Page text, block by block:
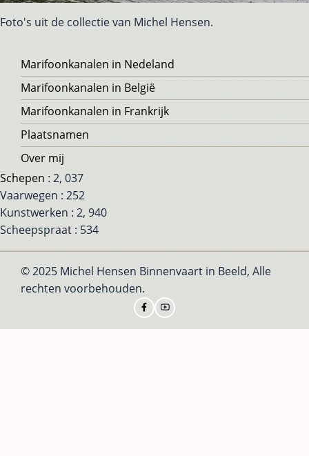
Foto's uit de collectie van Michel Hensen.
Voet
Marifoonkanalen in Nedeland
Marifoonkanalen in België
Marifoonkanalen in Frankrijk
Plaatsnamen
Over mij
Schepen : 2, 037
Vaarwegen : 252
Kunstwerken : 2, 940
Scheepspraat : 534
© 2025 Michel Hensen Binnenvaart in Beeld, Alle
rechten voorbehouden.